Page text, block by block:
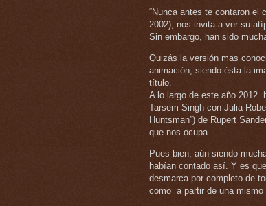
“Nunca antes te contaron el
2002), nos invita a ver su
Sin embargo, han sido
Quizás la versión mas
animación, siendo ésta la
título.
A lo largo de este año 2012
Tarsem Singh con Julia
Huntsman”) de Rupert
que nos ocupa.
Pues bien, aún siendo
habían contado así. Y es
desmarca por completo de
como a partir de una mismo